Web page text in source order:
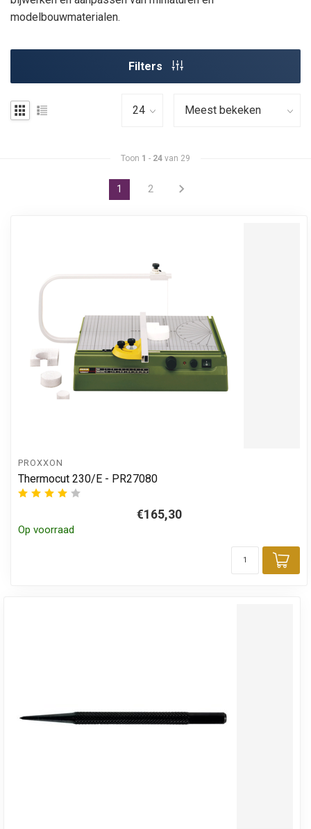
modelbouwmaterialen.
Filters
PROXXON
Thermocut 230/E - PR27080
€165,30
Op voorraad
Toon 1 - 24 van 29
1 2